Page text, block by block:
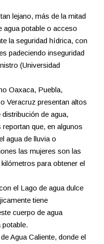
lejano, más de la mitad
agua potable o acceso
la seguridad hídrica, con
padeciendo inseguridad
(Universidad
Oaxaca, Puebla,
Veracruz presentan altos
de agua,
que, en algunos
agua de lluvia o
las mujeres son las
para obtener el
el Lago de agua dulce
tiene
cuerpo de agua
potable.
Agua Caliente, donde el